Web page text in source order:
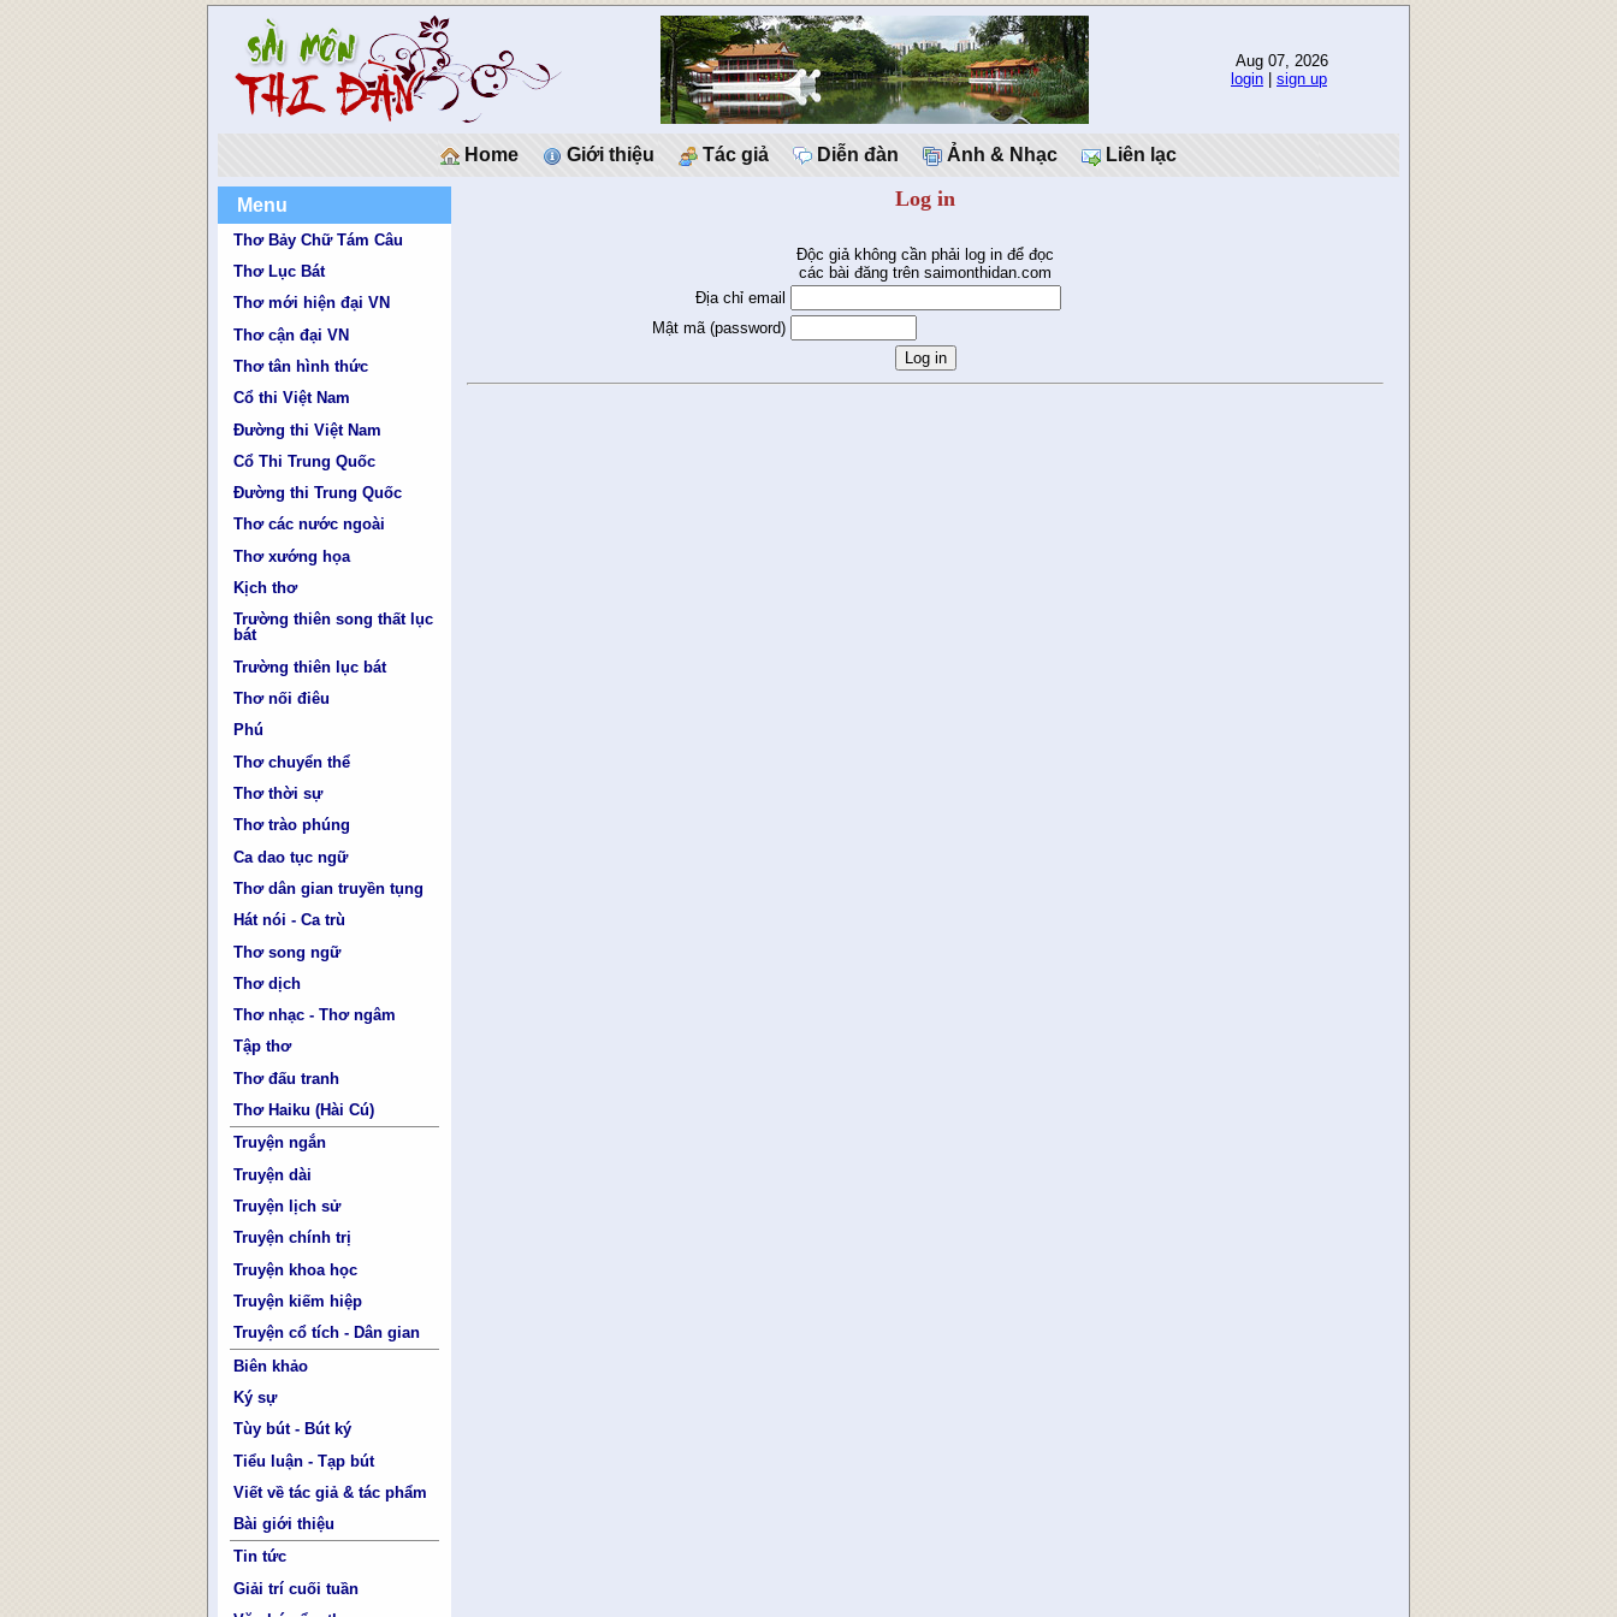
Aug 07, 2026
login
sign up
Home Giới thiệu Tác giả Diễn đàn Ảnh & Nhạc Liên lạc
Menu
Thơ Bảy Chữ Tám Câu
Thơ Lục Bát
Thơ mới hiện đại VN
Thơ cận đại VN
Thơ tân hình thức
Cổ thi Việt Nam
Đường thi Việt Nam
Cổ Thi Trung Quốc
Đường thi Trung Quốc
Thơ các nước ngoài
Thơ xướng họa
Kịch thơ
Trường thiên song thất lục
bát
Trường thiên lục bát
Thơ nối điêu
Phú
Thơ chuyển thể
Thơ thời sự
Thơ trào phúng
Ca dao tục ngữ
Thơ dân gian truyền tụng
Hát nói - Ca trù
Thơ song ngữ
Thơ dịch
Thơ nhạc - Thơ ngâm
Tập thơ
Thơ đấu tranh
Thơ Haiku (Hài Cú)
Truyện ngắn
Truyện dài
Truyện lịch sử
Truyện chính trị
Truyện khoa học
Truyện kiếm hiệp
Truyện cổ tích - Dân gian
Biên khảo
Ký sự
Tùy bút - Bút ký
Tiểu luận - Tạp bút
Viết về tác giả & tác phẩm
Bài giới thiệu
Tin tức
Giải trí cuối tuần
Log in
Độc giả không cần phải log in để đọc
các bài đăng trên saimonthidan.com
Địa chỉ email
Mật mã (password)